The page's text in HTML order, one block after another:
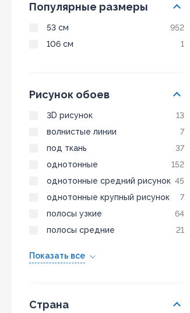
Популярные размеры
53 см
952
106 см
1
Рисунок обоев
3D рисунок
13
волнистые линии
7
под ткань
37
однотонные
152
однотонные средний рисунок 45
однотонные крупный рисунок
7
полосы узкие
64
полосы средние
21
Показать все
Страна